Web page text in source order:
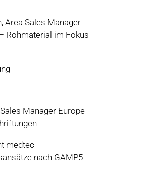
Area Sales Manager
Rohmaterial im Fokus
Manager Europe
medtec
nach GAMP5